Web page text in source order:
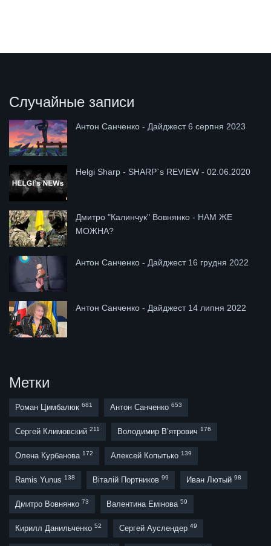
Случайные записи
Антон Санченко - Дайджест 6 серпня 2023
Helgi Sharp - SHARP`s REVIEW - 02.06.2020
Дмитро "Калинчук" Вовнянко - НАМ ЖЕ
МОЖНА?
Антон Санченко - Дайджест 16 грудня 2022
Антон Санченко - Дайджест 14 липня 2022
Метки
Роман Цимбалюк 681 Антон Санченко 653
Сергей Климовский 211 Володимир В’ятрович 176
Олена Курбанова 172 Алексей Копытько 139
Ramis Yunus 138 Віталій Портников 99 Иван Лютый 98
Дмитро Вовнянко 73 Валентина Емінова 59
Кирилл Данильченко 52 Сергей Ауслендер 49